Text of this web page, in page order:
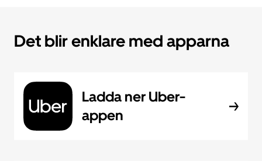
Det blir enklare med apparna
Ladda ner Uber-
appen